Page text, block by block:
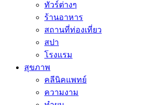
ทัวร์ต่างๆ
ร้านอาหาร
สถานที่ท่องเที่ยว
สปา
โรงแรม
สุขภาพ
คลีนิคแพทย์
ความงาม